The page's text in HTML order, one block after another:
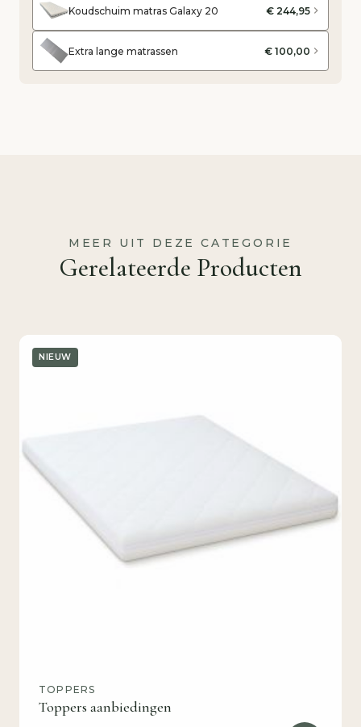
Koudschuim matras Galaxy 20 € 244,95
Extra lange matrassen € 100,00
MEER UIT DEZE CATEGORIE
Gerelateerde Producten
NIEUW
TOPPERS
Toppers aanbiedingen